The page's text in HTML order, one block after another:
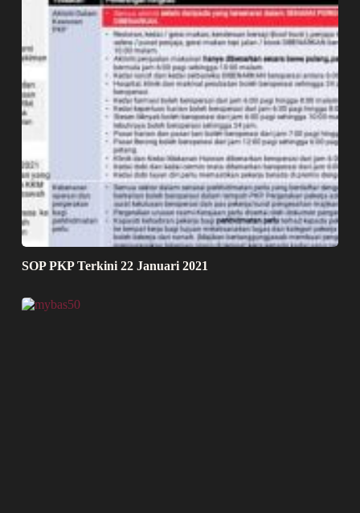
SOP PKP Terkini 22 Januari 2021